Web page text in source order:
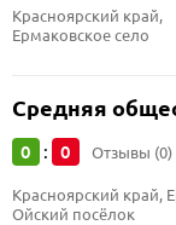
Красноярский край,
Ермаковское село
Средняя
0 : 0 Отзывы (0)
Красноярский край,
Ойский посёлок